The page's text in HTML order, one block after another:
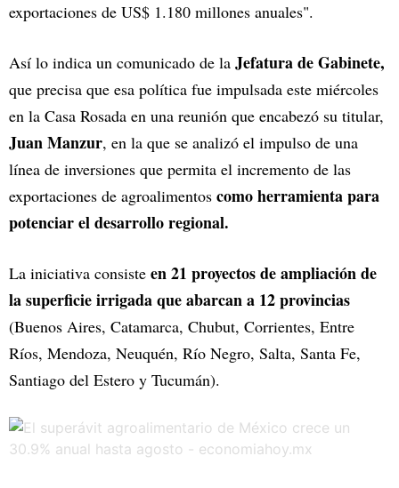
exportaciones de US$ 1.180 millones anuales".
Así lo indica un comunicado de la Jefatura de Gabinete,
que precisa que esa política fue impulsada este miércoles
en la Casa Rosada en una reunión que encabezó su titular,
Juan Manzur, en la que se analizó el impulso de una
línea de inversiones que permita el incremento de las
exportaciones de agroalimentos como herramienta para
potenciar el desarrollo regional.
La iniciativa consiste en 21 proyectos de ampliación de
la superficie irrigada que abarcan a 12 provincias
(Buenos Aires, Catamarca, Chubut, Corrientes, Entre
Ríos, Mendoza, Neuquén, Río Negro, Salta, Santa Fe,
Santiago del Estero y Tucumán).